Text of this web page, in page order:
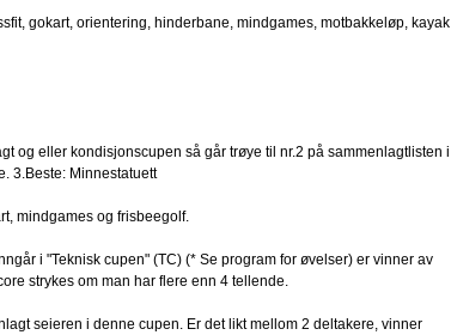
gokart, orientering, hinderbane, mindgames, motbakkeløp, kayak
og eller kondisjonscupen så går trøye til nr.2 på sammenlagtlisten i
3.Beste: Minnestatuett
mindgames og frisbeegolf.
i "Teknisk cupen" (TC) (* Se program for øvelser) er vinner av
strykes om man har flere enn 4 tellende.
seieren i denne cupen. Er det likt mellom 2 deltakere, vinner